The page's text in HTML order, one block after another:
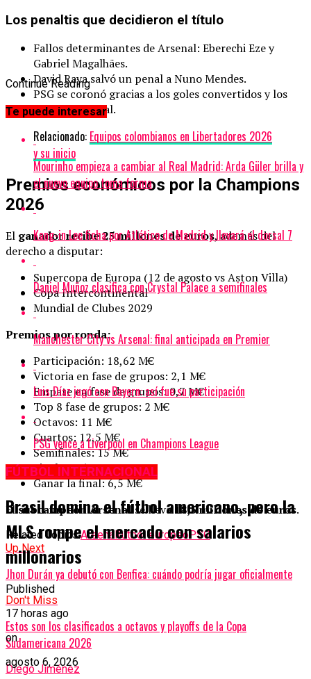
Los penaltis que decidieron el título
Fallos determinantes de Arsenal: Eberechi Eze y
Gabriel Magalhães.
David Raya salvó un penal a Nuno Mendes.
PSG se coronó gracias a los goles convertidos y los
errores del rival.
Relacionado: Equipos colombianos en Libertadores 2026
y su inicio
Premios económicos por la Champions
2026
El ganador recibe 25 millones de euros, además del
derecho a disputar:
Supercopa de Europa (12 de agosto vs Aston Villa)
Copa Intercontinental
Mundial de Clubes 2029
Premios por ronda:
Participación: 18,62 M€
Victoria en fase de grupos: 2,1 M€
Empate en fase de grupos: 0,7 M€
Top 8 fase de grupos: 2 M€
Octavos: 11 M€
Cuartos: 12,5 M€
Semifinales: 15 M€
Final: 18,5 M€
Ganar la final: 6,5 M€
Elsubcampeón Arsenal se lleva 18,5 millones de euros.
Related Topics:Arsenalfútbol europeoPSG
Up Next
Jhon Durán ya debutó con Benfica: cuándo podría jugar oficialmente
Don't Miss
Estos son los clasificados a octavos y playoffs de la Copa
Sudamericana 2026
Diego Jiménez
Continue Reading
Te puede interesar
Mourinho empieza a cambiar al Real Madrid: Arda Güler brilla y
el nuevo equipo toma forma
Kang-in Lee ficha por Atlético de Madrid y llevará el dorsal 7
Daniel Muñoz clasifica con Crystal Palace a semifinales
Manchester City vs Arsenal: final anticipada en Premier
Luis Díaz jugó con Bayern: así fue su participación
PSG vence a Liverpool en Champions League
FÚTBOL INTERNACIONAL
Brasil domina el fútbol americano, pero la
MLS rompe el mercado con salarios
millonarios
Published
17 horas ago
on
agosto 6, 2026